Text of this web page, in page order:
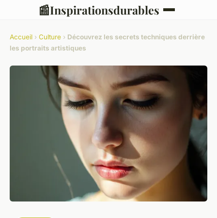
📰Inspirationsdurables
Accueil › Culture › Découvrez les secrets techniques derrière
les portraits artistiques